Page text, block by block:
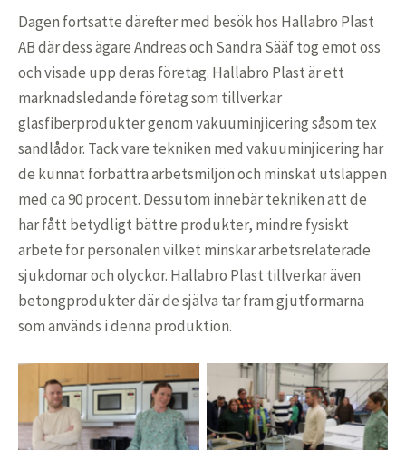
Dagen fortsatte därefter med besök hos Hallabro Plast
AB där dess ägare Andreas och Sandra Sääf tog emot oss
och visade upp deras företag. Hallabro Plast är ett
marknadsledande företag som tillverkar
glasfiberprodukter genom vakuuminjicering såsom tex
sandlådor. Tack vare tekniken med vakuuminjicering har
de kunnat förbättra arbetsmiljön och minskat utsläppen
med ca 90 procent. Dessutom innebär tekniken att de
har fått betydligt bättre produkter, mindre fysiskt
arbete för personalen vilket minskar arbetsrelaterade
sjukdomar och olyckor. Hallabro Plast tillverkar även
betongprodukter där de själva tar fram gjutformarna
som används i denna produktion.